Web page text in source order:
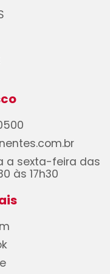
a sexta-feira das
às 17h30